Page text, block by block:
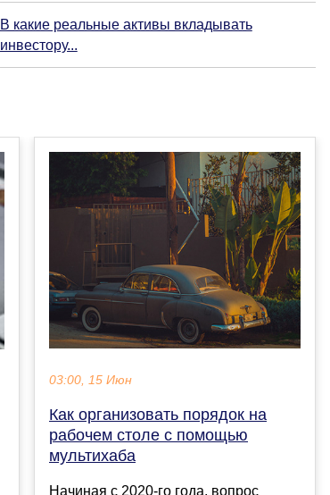
В какие реальные активы вкладывать
инвестору...
03:00, 15 Июн
Как организовать порядок на
рабочем столе с помощью
мультихаба
Начиная с 2020-го года, вопрос